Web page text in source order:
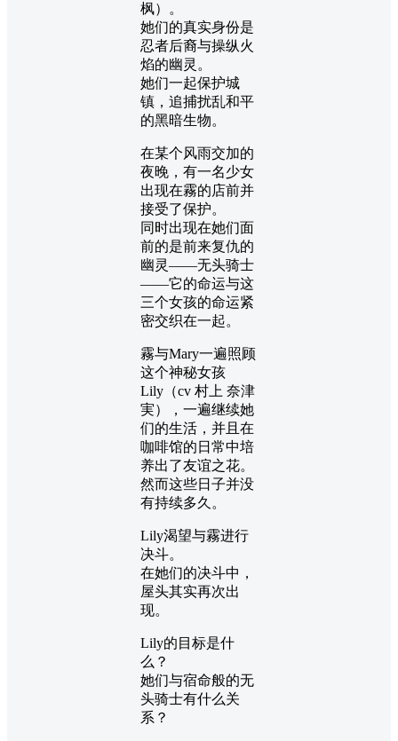
枫）。
她们的真实身份是
忍者后裔与操纵火
焰的幽灵。
她们一起保护城
镇，追捕扰乱和平
的黑暗生物。
在某个风雨交加的
夜晚，有一名少女
出现在霧的店前并
接受了保护。
同时出现在她们面
前的是前来复仇的
幽灵——无头骑士
——它的命运与这
三个女孩的命运紧
密交织在一起。
霧与Mary一遍照顾
这个神秘女孩
Lily（cv 村上 奈津
実），一遍继续她
们的生活，并且在
咖啡馆的日常中培
养出了友谊之花。
然而这些日子并没
有持续多久。
Lily渴望与霧进行
决斗。
在她们的决斗中，
屋头其实再次出
现。
Lily的目标是什
么？
她们与宿命般的无
头骑士有什么关
系？